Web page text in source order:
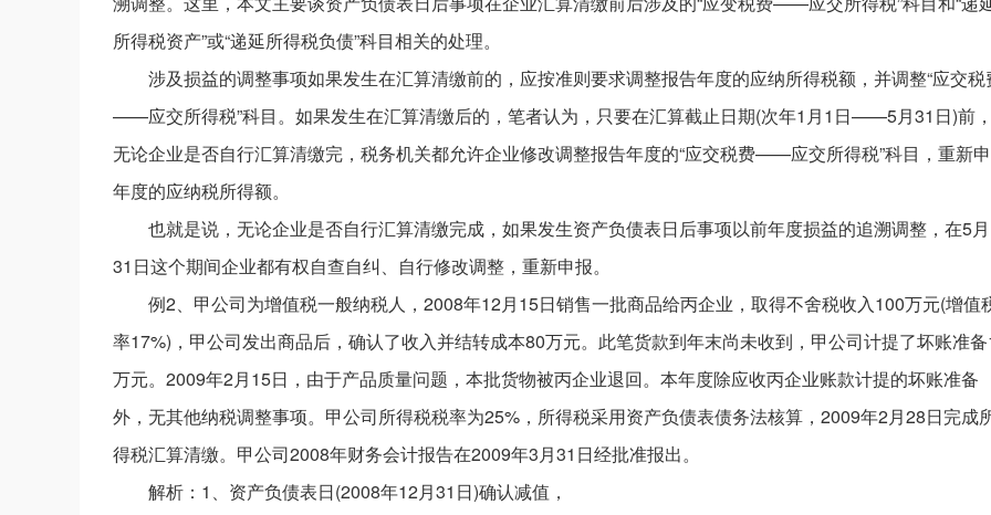
所得税资产”或“递延所得税负债”科目相关的处理。
涉及损益的调整事项如果发生在汇算清缴前的，应按准则要求调整报告年度的应纳所得税额，并调整“应交税
——应交所得税”科目。如果发生在汇算清缴后的，笔者认为，只要在汇算截止日期(次年1月1日——5月31日)前
无论企业是否自行汇算清缴完，税务机关都允许企业修改调整报告年度的“应交税费——应交所得税”科目，重新
年度的应纳税所得额。
也就是说，无论企业是否自行汇算清缴完成，如果发生资产负债表日后事项以前年度损益的追溯调整，在5月
31日这个期间企业都有权自查自纠、自行修改调整，重新申报。
例2、甲公司为增值税一般纳税人，2008年12月15日销售一批商品给丙企业，取得不舍税收入100万元(增值
率17%)，甲公司发出商品后，确认了收入并结转成本80万元。此笔货款到年末尚未收到，甲公司计提了坏账准
万元。2009年2月15日，由于产品质量问题，本批货物被丙企业退回。本年度除应收丙企业账款计提的坏账准备
外，无其他纳税调整事项。甲公司所得税税率为25%，所得税采用资产负债表债务法核算，2009年2月28日完成
得税汇算清缴。甲公司2008年财务会计报告在2009年3月31日经批准报出。
解析：1、资产负债表日(2008年12月31日)确认减值，